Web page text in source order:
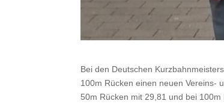
Bei den Deutschen
100m Rücken einen neuen Vereins-
50m Rücken mit 29,81 und bei